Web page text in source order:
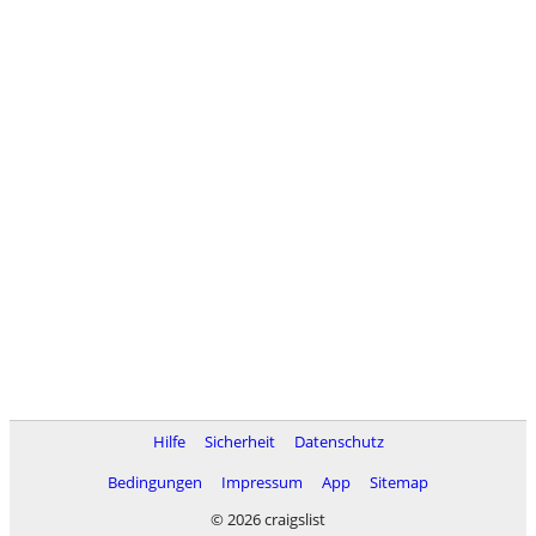
Hilfe Sicherheit
Datenschutz
Bedingungen
Impressum App
Sitemap
© 2026 craigslist